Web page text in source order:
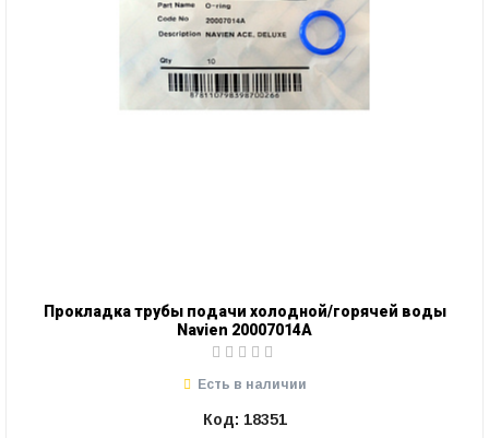
Прокладка трубы подачи холодной/горячей воды
Navien 20007014А
Есть в наличии
Код: 18351